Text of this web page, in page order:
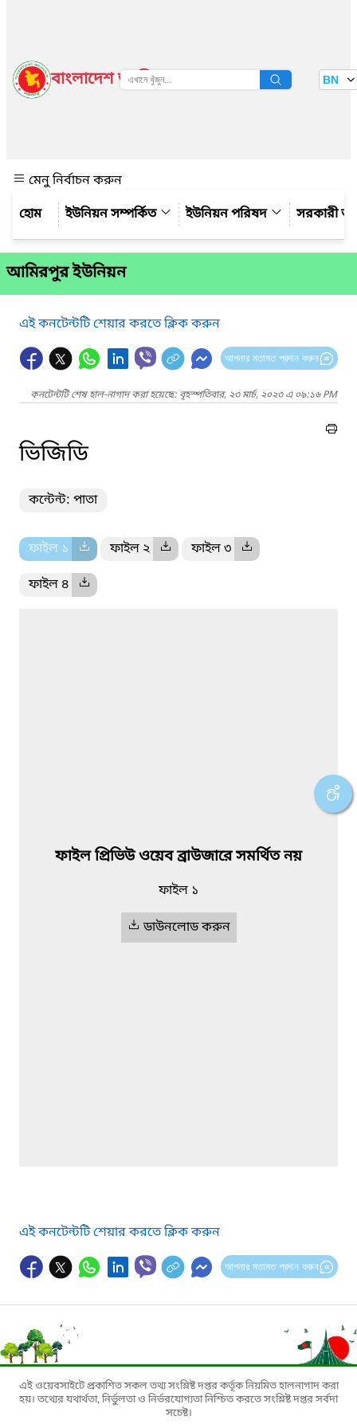
বাংলাদেশ জাতীয় তথ্য বাতায়ন BN
মেনু নির্বাচন করুন
ইউনিয়ন সম্পর্কিত
ইউনিয়ন পরিষদ সরকারী
আমিরপুর ইউনিয়ন
এই কনটেন্টটি শেয়ার করতে ক্লিক করুন
আপনার মতামত প্রদান করুন
কনটেন্টটি শেষ হাল-নাগাদ করা হয়েছে: বৃহস্পতিবার, ২৩ মার্চ, ২০২৩ এ ০৯:১৬ PM
ভিজিডি
কন্টেন্ট: পাতা
ফাইল ১ ফাইল ২ ফাইল ৩
ফাইল ৪
ফাইল প্রিভিউ ওয়েব ব্রাউজারে সমর্থিত নয়
ফাইল ১
ডাউনলোড করুন
এই কনটেন্টটি শেয়ার করতে ক্লিক করুন
আপনার মতামত প্রদান করুন
এই ওয়েবসাইটে প্রকাশিত সকল তথ্য সংশ্লিষ্ট দপ্তর কর্তৃক নিয়মিত হালনাগাদ করা
হয়। তথ্যের যথার্থতা, নির্ভুলতা ও নির্ভরযোগ্যতা নিশ্চিত করতে সংশ্লিষ্ট দপ্তর সর্বদা
সচেষ্ট।